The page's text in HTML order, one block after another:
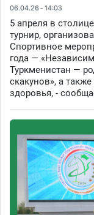
06.04.26 - 14:03
5 апреля в
турнир,
Спортивное
года —
Туркменистан —
скакунов», а
здоровья, -